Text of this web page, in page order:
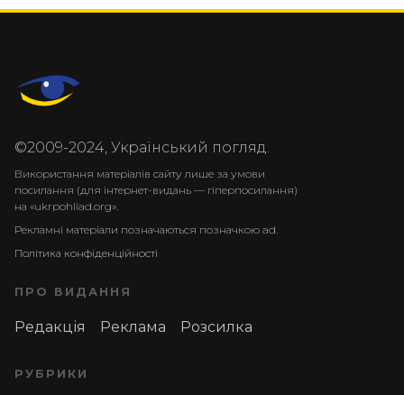
©2009-2024, Український погляд.
Використання матеріалів сайту лише за умови
посилання (для інтернет-видань — гіперпосилання)
на «ukrpohliad.org».
Рекламні матеріали позначаються позначкою ad.
Політика конфіденційності
ПРО ВИДАННЯ
Редакція Реклама Розсилка
РУБРИКИ